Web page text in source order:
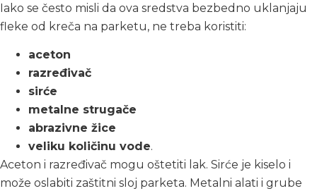
Iako se često misli da ova sredstva bezbedno uklanjaju
fleke od kreča na parketu, ne treba koristiti:
aceton
razređivač
sirće
metalne strugače
abrazivne žice
veliku količinu vode.
Aceton i razređivač mogu oštetiti lak. Sirće je kiselo i
može oslabiti zaštitni sloj parketa. Metalni alati i grube